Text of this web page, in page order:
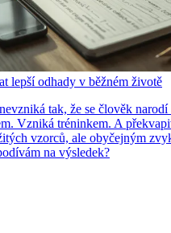
lepší odhady v běžném životě
tak, že se člověk narodí
Vzniká tréninkem. A
vzorců, ale obyčejným
na výsledek?